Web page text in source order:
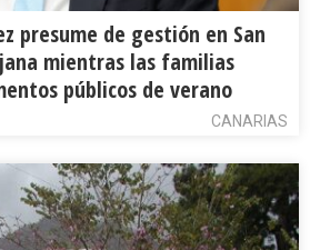
presume de gestión en San
mientras las familias
públicos de verano
CANARIAS